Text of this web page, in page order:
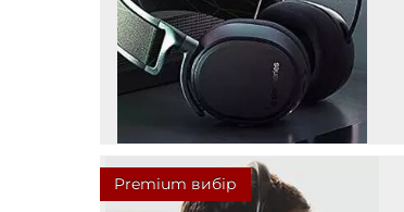
Premium вибір